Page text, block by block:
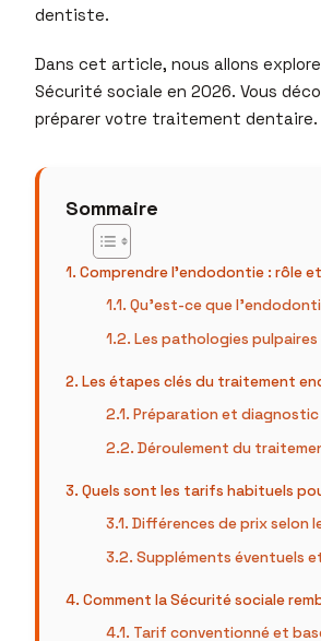
dentiste.
Dans cet article, nous allons
Sécurité sociale en 2026. Vous
préparer votre traitement dentaire.
Sommaire
Comprendre l’endodontie : rôle
Qu’est-ce que
Les pathologies
Les étapes clés du traitement
Préparation et diagnostic
Déroulement du
Quels sont les tarifs habituels
Différences de prix selon
Suppléments éventuels
Comment la Sécurité sociale
Tarif conventionné et